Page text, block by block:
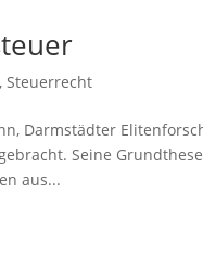
,Steuerrecht
Darmstädter
Seine
aus...